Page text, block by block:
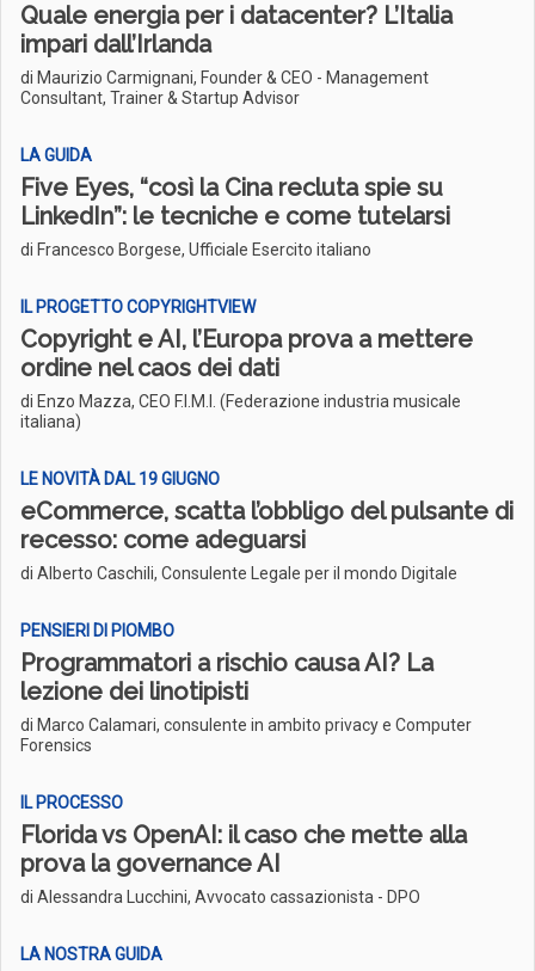
Quale energia per i datacenter? L’Italia
impari dall’Irlanda
di Maurizio Carmignani, Founder & CEO - Management
Consultant, Trainer & Startup Advisor
LA GUIDA
Five Eyes, “così la Cina recluta spie su
LinkedIn”: le tecniche e come tutelarsi
di Francesco Borgese, Ufficiale Esercito italiano
IL PROGETTO COPYRIGHTVIEW
Copyright e AI, l’Europa prova a mettere
ordine nel caos dei dati
di Enzo Mazza, CEO F.I.M.I. (Federazione industria musicale
italiana)
LE NOVITÀ DAL 19 GIUGNO
eCommerce, scatta l’obbligo del pulsante di
recesso: come adeguarsi
di Alberto Caschili, Consulente Legale per il mondo Digitale
PENSIERI DI PIOMBO
Programmatori a rischio causa AI? La
lezione dei linotipisti
di Marco Calamari, consulente in ambito privacy e Computer
Forensics
IL PROCESSO
Florida vs OpenAI: il caso che mette alla
prova la governance AI
di Alessandra Lucchini, Avvocato cassazionista - DPO
LA NOSTRA GUIDA